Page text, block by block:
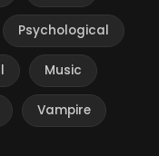
Psychological
Music
Vampire